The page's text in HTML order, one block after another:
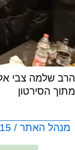
הרב שלמה צבי
מתוך הסירטון
מנהל האתר / 14:15 13.03.24